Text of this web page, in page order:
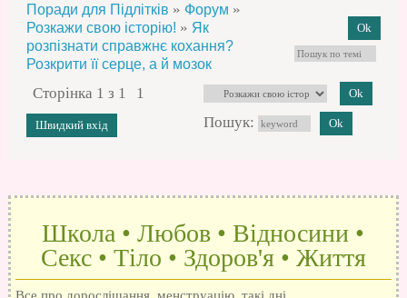
Поради для Підлітків » Форум »
Розкажи свою історію! » Як
розпізнати справжнє кохання?
Розкрити її серце, а й мозок
Сторінка 1 з 1
1
Пошук:
Школа • Любов • Відносини •
Секс • Тіло • Здоров'я • Життя
Все про дорослішання, менструацію, такі дні,